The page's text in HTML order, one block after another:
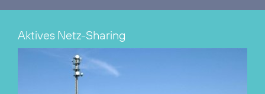
Aktives Netz-Sharing